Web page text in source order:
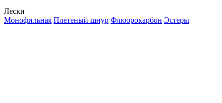
Лески
Монофильная Плетеный шнур Флюорокарбон Эстеры